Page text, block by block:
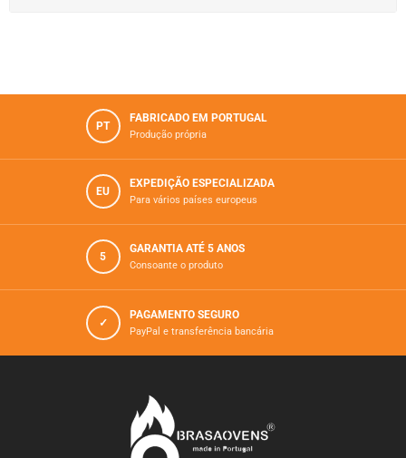
PT
FABRICADO EM PORTUGAL
Produção própria
EU
EXPEDIÇÃO ESPECIALIZADA
Para vários paí­ses europeus
5
GARANTIA ATÉ 5 ANOS
Consoante o produto
✓
PAGAMENTO SEGURO
PayPal e transferência bancária